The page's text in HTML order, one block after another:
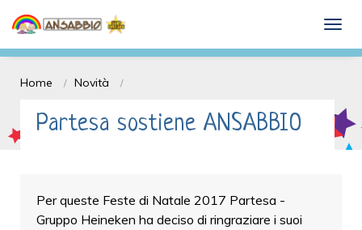
Dona il 5 x mille e Sostieni l'ANSABBIO
onlus
Home Novità
Partesa sostiene ANSABBIO
Per queste Feste di Natale 2017 Partesa -
Gruppo Heineken ha deciso di ringraziare i suoi